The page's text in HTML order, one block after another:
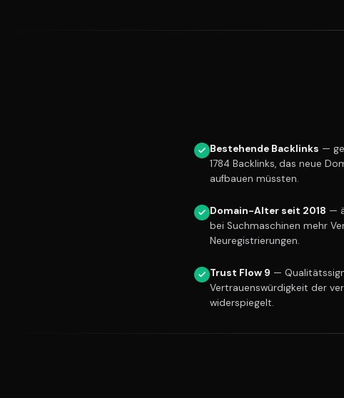
Bestehende Backlinks —
1784 Backlinks, das neue
aufbauen müssten.
Domain-Alter seit 2018 —
bei Suchmaschinen mehr
Neuregistrierungen.
Trust Flow 9 —
Vertrauenswürdigkeit der
widerspiegelt.